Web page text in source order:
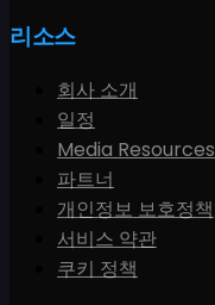
리소스
회사 소개
일정
Media Resources
파트너
개인정보 보호정책
서비스 약관
쿠키 정책